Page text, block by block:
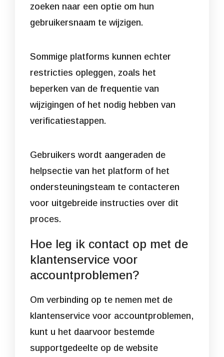
zoeken naar een optie om hun
gebruikersnaam te wijzigen.
Sommige platforms kunnen echter
restricties opleggen, zoals het
beperken van de frequentie van
wijzigingen of het nodig hebben van
verificatiestappen.
Gebruikers wordt aangeraden de
helpsectie van het platform of het
ondersteuningsteam te contacteren
voor uitgebreide instructies over dit
proces.
Hoe leg ik contact op met de
klantenservice voor
accountproblemen?
Om verbinding op te nemen met de
klantenservice voor accountproblemen,
kunt u het daarvoor bestemde
supportgedeelte op de website